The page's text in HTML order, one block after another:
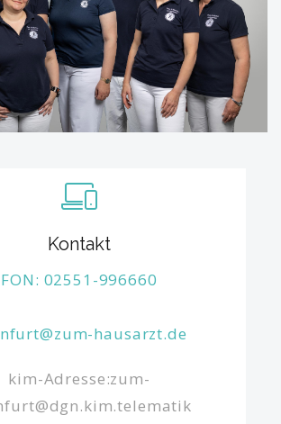
Kontakt
FON: 02551-996660
hausarzt.de
kim-Adresse:zum-